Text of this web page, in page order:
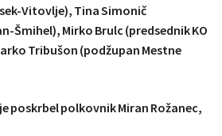
Vitovlje), Tina Simonič
Šmihel), Mirko Brulc (predsednik KO
Tribušon (podžupan Mestne
poskrbel polkovnik Miran Rožanec,